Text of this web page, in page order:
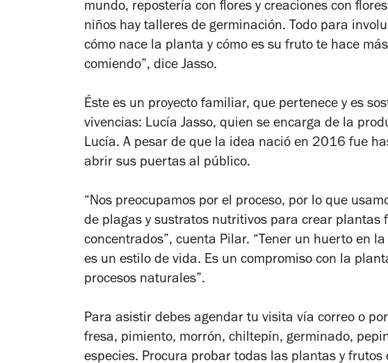
mundo, repostería con flores y creaciones con
niños hay talleres de germinación. Todo para
cómo nace la planta y cómo es su fruto te hace
comiendo”, dice Jasso.
Éste es un proyecto familiar, que pertenece y es
vivencias: Lucía Jasso, quien se encarga de la
Lucía. A pesar de que la idea nació en 2016 fue
abrir sus puertas al público.
“Nos preocupamos por el proceso, por lo que
de plagas y sustratos nutritivos para crear plantas
concentrados”, cuenta Pilar. “Tener un huerto en
es un estilo de vida. Es un compromiso con la
procesos naturales”.
Para asistir debes agendar tu visita vía correo o
fresa, pimiento, morrón, chiltepín, germinado,
especies. Procura probar todas las plantas y